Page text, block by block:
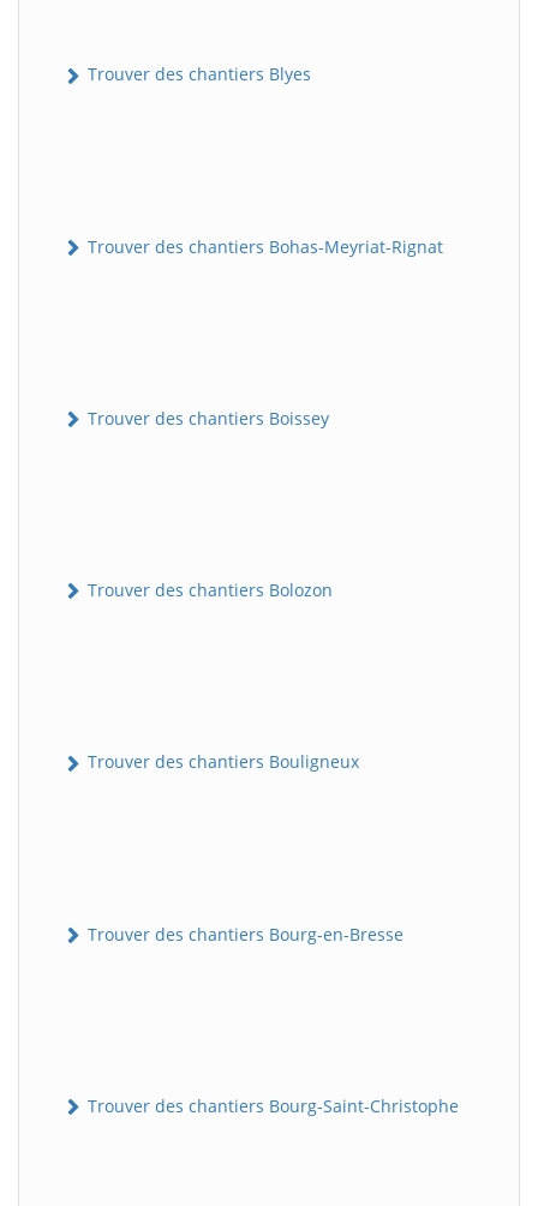
Trouver des chantiers Blyes
Trouver des chantiers Bohas-Meyriat-Rignat
Trouver des chantiers Boissey
Trouver des chantiers Bolozon
Trouver des chantiers Bouligneux
Trouver des chantiers Bourg-en-Bresse
Trouver des chantiers Bourg-Saint-Christophe